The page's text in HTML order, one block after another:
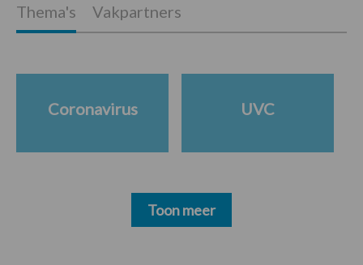
Thema's Vakpartners
Coronavirus UVC
Toon meer